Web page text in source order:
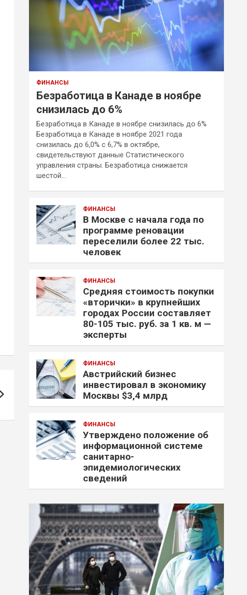
ФИНАНСЫ
Безработица в Канаде в ноябре
снизилась до 6%
Безработица в Канаде в ноябре снизилась до 6%
Безработица в Канаде в ноябре 2021 года
снизилась до 6,0% с 6,7% в октябре,
свидетельствуют данные Статистического
управления страны. Безработица снижается
шестой…
ФИНАНСЫ
В Москве с начала года по
программе реновации
переселили более 22 тыс.
человек
ФИНАНСЫ
Средняя стоимость покупки
«вторички» в крупнейших
городах России составляет
80-105 тыс. руб. за 1 кв. м —
эксперты
ФИНАНСЫ
Австрийский бизнес
инвестировал в экономику
Москвы $3,4 млрд
ФИНАНСЫ
Утверждено положение об
информационной системе
санитарно-
эпидемиологических
сведений